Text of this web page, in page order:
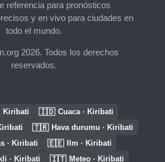
referencia para pronósticos
y en vivo para ciudades en
todo el mundo.
2026. Todos los derechos
reservados.
Kiribati 🇮🇩 Cuaca · Kiribati
🇹🇷 Hava durumu · Kiribati
· Kiribati 🇪🇪 Ilm · Kiribati
· Kiribati 🇮🇹 Meteo · Kiribati